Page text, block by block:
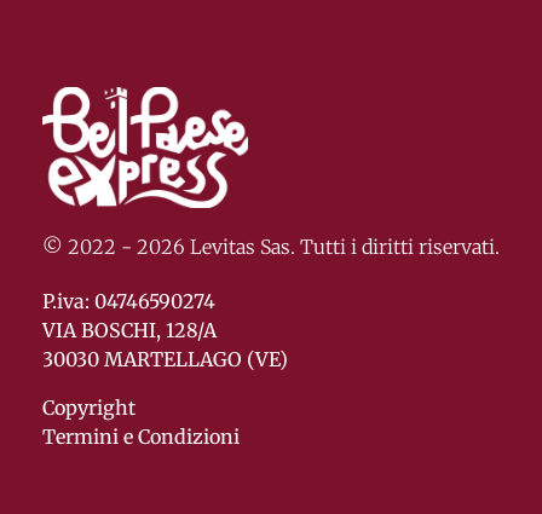
© 2022 - 2026 Levitas Sas. Tutti i diritti riservati.
P.iva: 04746590274
VIA BOSCHI, 128/A
30030 MARTELLAGO (VE)
Copyright
Termini e Condizioni